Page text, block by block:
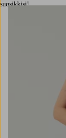
suosikkisi!